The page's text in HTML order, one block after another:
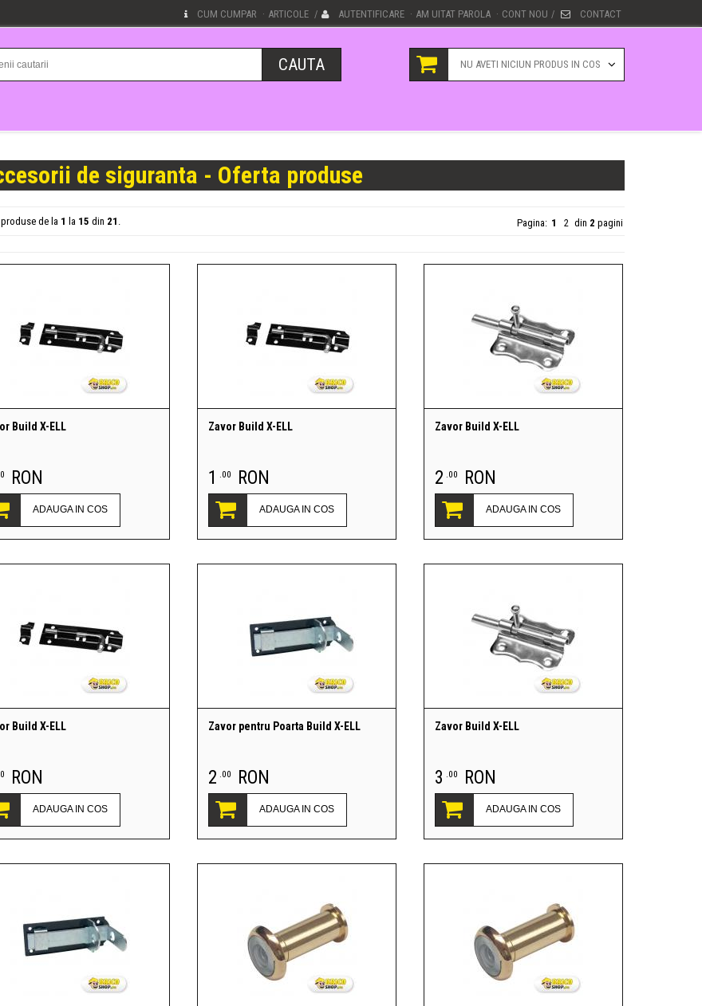
CUM CUMPAR · ARTICOLE / AUTENTIFICARE · AM UITAT PAROLA · CONT NOU / CONTACT
NU AVETI NICIUN PRODUS IN COS
de siguranta - Oferta produse
de la 1 la 15 din 21 . Pagina: 1 2 din 2 pagini
Build X-ELL
RON
ADAUGA IN COS
Zavor Build X-ELL
1 .00 RON
ADAUGA IN COS
Zavor Build X-ELL
2 .00 RON
ADAUGA IN COS
Build X-ELL
RON
ADAUGA IN COS
Zavor pentru Poarta Build X-ELL
2 .00 RON
ADAUGA IN COS
Zavor Build X-ELL
3 .00 RON
ADAUGA IN COS